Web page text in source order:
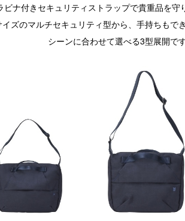
ナ付きセキュリティストラップで貴重品を守
イズのマルチセキュリティ型から、手持ちもで
シーンに合わせて選べる3型展開です